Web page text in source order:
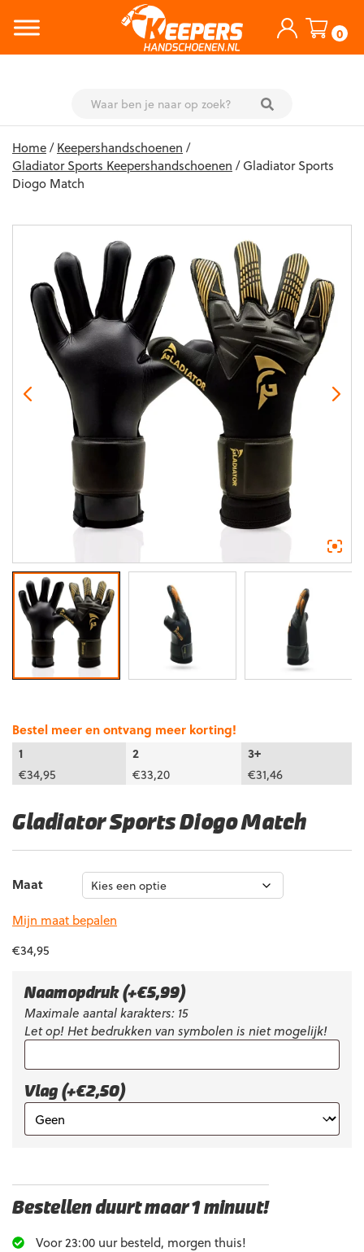
0
content
Home/Keepershandschoenen /
Gladiator Sports Keepershandschoenen / Gladiator Sports
Diogo Match
Gladiator Sports Diogo Match
Bestel meer en ontvang meer korting!
1
2
3+
€34,95 €33,20 €31,46
Maat
Mijn maat bepalen
€34,95
Naamopdruk (+€5,99)
Maximale aantal karakters: 15
Let op! Het bedrukken van symbolen is niet mogelijk!
Vlag (+€2,50)
Bestellen duurt maar 1 minuut!
Voor 23:00 uur besteld, morgen thuis!